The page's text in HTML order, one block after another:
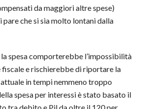
da maggiori altre spese)
che si sia molto lontani dalla
spesa comporterebbe l’impossibilità
fiscale e rischierebbe di riportare la
in tempi nemmeno troppo
spesa per interessi è stato basato il
tra debito e Pil da oltre il 120 per